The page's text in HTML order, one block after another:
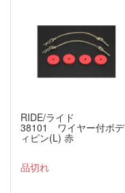
RIDE/ライド
38101 ワイヤー付ボデ
ィピン(L) 赤
品切れ